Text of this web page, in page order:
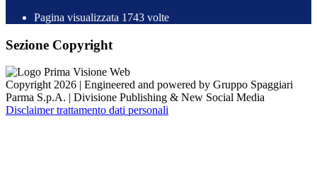
Pagina visualizzata 1743 volte
Sezione Copyright
Copyright 2026 | Engineered and powered by Gruppo Spaggiari
Parma S.p.A. | Divisione Publishing & New Social Media
Disclaimer trattamento dati personali